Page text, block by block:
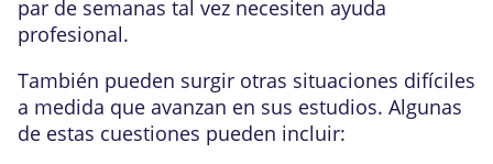
par de semanas tal vez necesiten ayuda
profesional.
También pueden surgir otras situaciones difíciles
a medida que avanzan en sus estudios. Algunas
de estas cuestiones pueden incluir: